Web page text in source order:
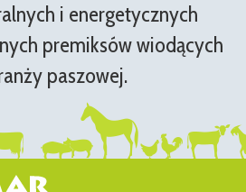
i energetycznych
premiksów wiodących
paszowej.